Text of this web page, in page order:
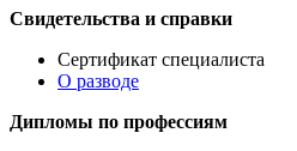
Свидетельства и справки
Сертификат специалиста
О разводе
Дипломы по профессиям